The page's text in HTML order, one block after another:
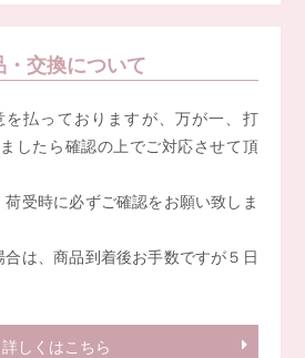
・交換について
払っておりますが、万が一、打
したら確認の上でご対応させて頂
受時に必ずご確認をお願い致しま
は、商品到着後お手数ですが５日
詳しくはこちら